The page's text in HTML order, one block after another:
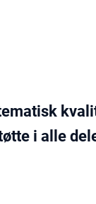
i alle